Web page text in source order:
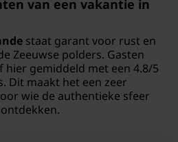
van een vakantie in
staat garant voor rust en
Zeeuwse polders. Gasten
gemiddeld met een 4.8/5
Dit maakt het een zeer
wie de authentieke sfeer